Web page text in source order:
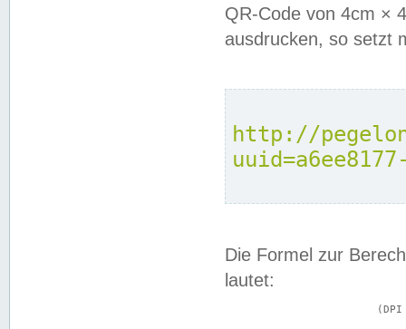
QR-Code von 4cm ×
ausdrucken, so setzt
http://
Die Formel zur
lautet: